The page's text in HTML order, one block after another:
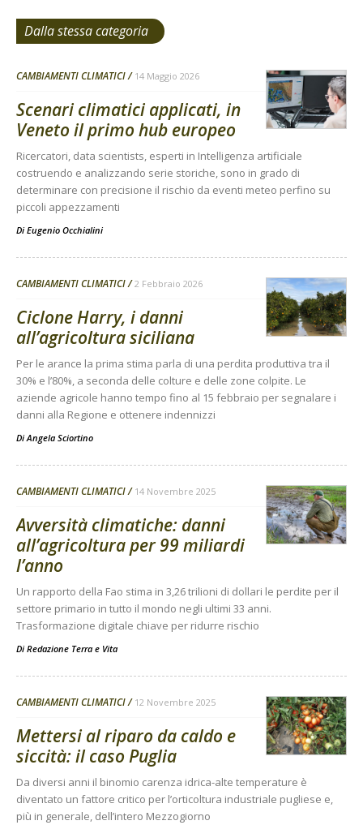
Dalla stessa categoria
CAMBIAMENTI CLIMATICI 14 Maggio 2026
Scenari climatici applicati, in
Veneto il primo hub europeo
Ricercatori, data scientists, esperti in Intelligenza artificiale
costruendo e analizzando serie storiche, sono in grado di
determinare con precisione il rischio da eventi meteo perfino su
piccoli appezzamenti
Di Eugenio Occhialini
CAMBIAMENTI CLIMATICI 2 Febbraio 2026
Ciclone Harry, i danni
all’agricoltura siciliana
Per le arance la prima stima parla di una perdita produttiva tra il
30% e l’80%, a seconda delle colture e delle zone colpite. Le
aziende agricole hanno tempo fino al 15 febbraio per segnalare i
danni alla Regione e ottenere indennizzi
DiAngela Sciortino
CAMBIAMENTI CLIMATICI 14 Novembre 2025
Avversità climatiche: danni
all’agricoltura per 99 miliardi
l’anno
Un rapporto della Fao stima in 3,26 trilioni di dollari le perdite per il
settore primario in tutto il mondo negli ultimi 33 anni.
Trasformazione digitale chiave per ridurre rischio
Di Redazione Terra e Vita
CAMBIAMENTI CLIMATICI 12 Novembre 2025
Mettersi al riparo da caldo e
siccità: il caso Puglia
Da diversi anni il binomio carenza idrica-alte temperature è
diventato un fattore critico per l’orticoltura industriale pugliese e,
più in generale, dell’intero Mezzogiorno